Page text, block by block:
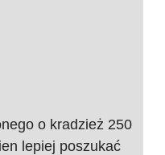
o kradzież 250
lepiej poszukać